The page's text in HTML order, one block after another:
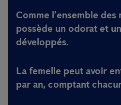
Comme l’ensemble des
possède un odorat et
développés.
La femelle peut avoir
par an, comptant